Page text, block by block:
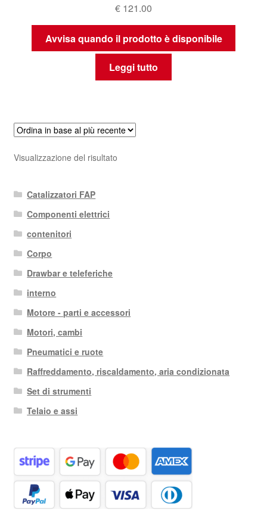
€ 121.00
Avvisa quando il prodotto è disponibile
Leggi tutto
Visualizzazione del risultato
Catalizzatori FAP
Componenti elettrici
contenitori
Corpo
Drawbar e teleferiche
interno
Motore - parti e accessori
Motori, cambi
Pneumatici e ruote
Raffreddamento, riscaldamento, aria condizionata
Set di strumenti
Telaio e assi